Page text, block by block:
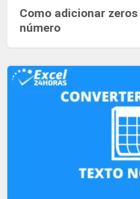
Como adicionar
número